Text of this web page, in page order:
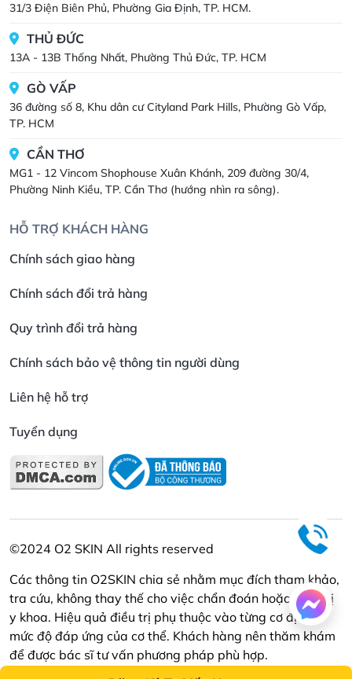
31/3 Điện Biên Phủ, Phường Gia Định, TP. HCM.
THỦ ĐỨC
13A - 13B Thống Nhất, Phường Thủ Đức, TP. HCM
GÒ VẤP
36 đường số 8, Khu dân cư Cityland Park Hills, Phường Gò Vấp,
TP. HCM
CẦN THƠ
MG1 - 12 Vincom Shophouse Xuân Khánh, 209 đường 30/4,
Phường Ninh Kiều, TP. Cần Thơ (hướng nhìn ra sông).
HỖ TRỢ KHÁCH HÀNG
Chính sách giao hàng
Chính sách đổi trả hàng
Quy trình đổi trả hàng
Chính sách bảo vệ thông tin người dùng
Liên hệ hỗ trợ
Tuyển dụng
©2024 O2 SKIN All rights reserved
Các thông tin O2SKIN chia sẻ nhằm mục đích tham khảo,
tra cứu, không thay thế cho việc chẩn đoán hoặc điều trị
y khoa. Hiệu quả điều trị phụ thuộc vào từng cơ địa và
mức độ đáp ứng của cơ thể. Khách hàng nên thăm khám
để được bác sĩ tư vấn phương pháp phù hợp.